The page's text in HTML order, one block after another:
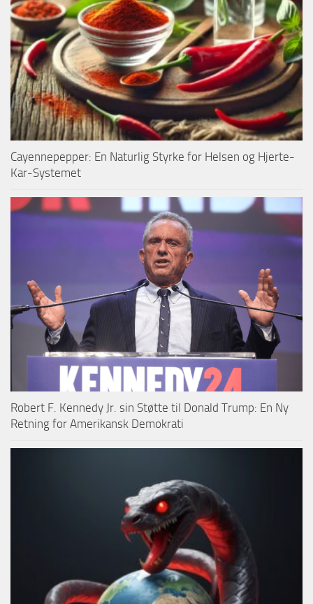
Cayennepepper: En Naturlig Styrke for Helsen og Hjerte-
Kar-Systemet
Robert F. Kennedy Jr. sin Støtte til Donald Trump: En Ny
Retning for Amerikansk Demokrati